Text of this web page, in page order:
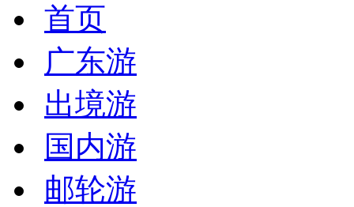
首页
广东游
出境游
国内游
邮轮游